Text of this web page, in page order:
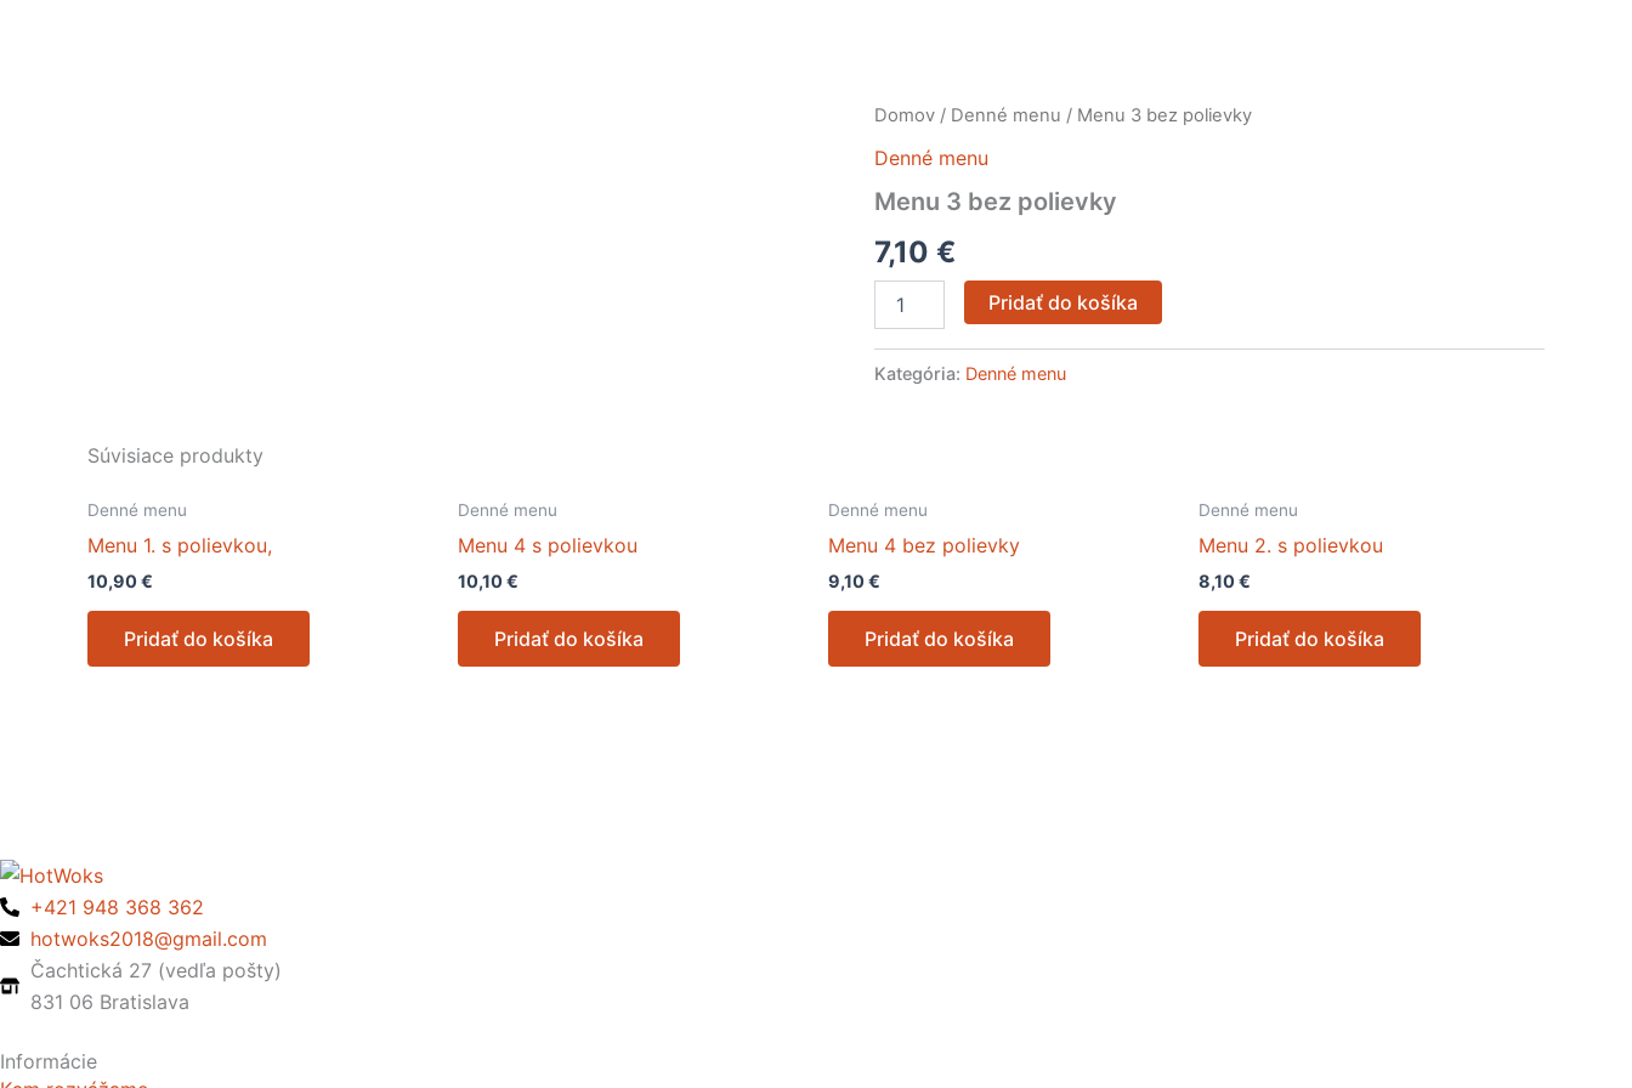
Domov / Denné menu / Menu 3 bez polievky
Denné menu
Menu 3 bez polievky
7,10 €
množstvo
3
polievky
Pridať do košíka
Kategória: Denné menu
Súvisiace produkty
Denné menu
Menu 1. s polievkou,
10,90€
Pridať do košíka
Denné menu
Menu 4 s polievkou
10,10€
Pridať do košíka
Denné menu
Menu 4 bez polievky
9,10€
Pridať do košíka
Denné menu
Menu 2. s polievkou
8,10€
Pridať do košíka
+421 948 368 362
hotwoks2018@gmail.com
Čachtická 27 (vedľa pošty)
831 06 Bratislava
Informácie